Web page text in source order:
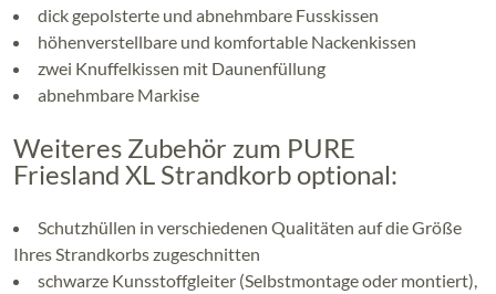
dick gepolsterte und abnehmbare Fusskissen
höhenverstellbare und komfortable Nackenkissen
zwei Knuffelkissen mit Daunenfüllung
abnehmbare Markise
Weiteres Zubehör zum PURE
Friesland XL Strandkorb optional:
Schutzhüllen in verschiedenen Qualitäten auf die Größe
Ihres Strandkorbs zugeschnitten
schwarze Kunsstoffgleiter (Selbstmontage oder montiert),